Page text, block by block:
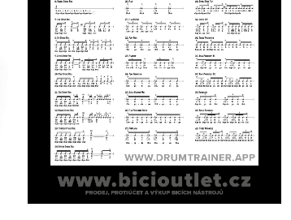
PŘIDAT DO KOŠÍKU / DETAILY